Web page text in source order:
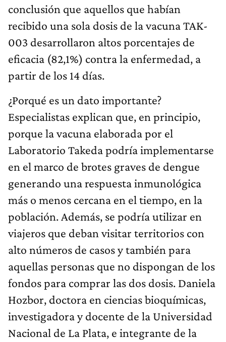
conclusión que aquellos que habían
recibido una sola dosis de la vacuna TAK-
003 desarrollaron altos porcentajes de
eficacia (82,1%) contra la enfermedad, a
partir de los 14 días.
¿Porqué es un dato importante?
Especialistas explican que, en principio,
porque la vacuna elaborada por el
Laboratorio Takeda podría implementarse
en el marco de brotes graves de dengue
generando una respuesta inmunológica
más o menos cercana en el tiempo, en la
población. Además, se podría utilizar en
viajeros que deban visitar territorios con
alto números de casos y también para
aquellas personas que no dispongan de los
fondos para comprar las dos dosis. Daniela
Hozbor, doctora en ciencias bioquímicas,
investigadora y docente de la Universidad
Nacional de La Plata, e integrante de la